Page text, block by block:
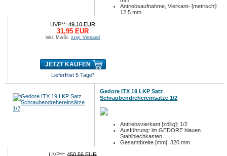
Antriebsaufnahme, Vierkant- [metrisch]:
12,5 mm
UVP**:49,10 EUR
31,95 EUR
inkl. MwSt.zzgl. Versand
JETZT KAUFEN
Lieferfrist 5 Tage*
Gedore ITX 19 LKP Satz
Schraubendrehereinsätze 1/2
Antriebsvierkant [zöllig]: 1/2
Ausführung: im GEDORE blauen
Stahlblechkasten
Gesamtbreite [mm]: 320 mm
UVP**:450,56 EUR